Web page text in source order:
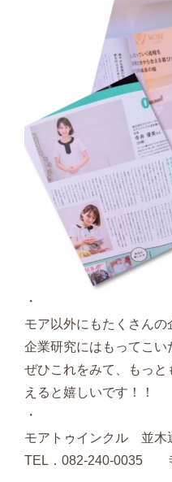
・
モア以外にもたくさんの
企業研究にはもってこい
ぜひこれをみて、もっと
えると嬉しいです！！
・
モアトゥインクル 並木
TEL．082-240-0035